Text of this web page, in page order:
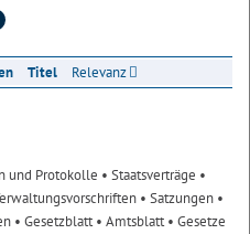
Titel Relevanz
und Protokolle • Staatsverträge •
• Satzungen •
• Gesetzblatt• Amtsblatt• Gesetze